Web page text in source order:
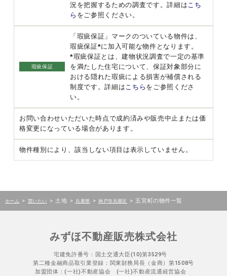
況を把握するための調査です。詳細は こち
ら をご参照ください。
瑕疵保証
「瑕疵保証」マークのついている物件は、
瑕疵保証*に加入可能な物件となります。
*瑕疵保証とは、建物状況調査で一定の基準
を満たした住宅について、保証対象部分に
おける隠れた瑕疵による損害が補償される
制度です。詳細は こちら をご参照くださ
い。
お問い合わせいただいた時点で成約済みや販売中止または価
格変更になっている場合があります。
物件種別により、該当しない項目は表示していません。
ホーム > 買いたい > 土地 > 兵庫県 > 神戸市兵庫区 > 五宮町の物件一覧
みずほ不動産販売株式会社
宅建免許番号：国土交通大臣(10)第3529号
第二種金融商品取引業登録：関東財務局長（金商）第1508号
加盟団体：(一社)不動産協会 (一社)不動産流通経営協会